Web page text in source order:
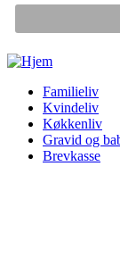
Gå til hovedindhold
Familieliv
Kvindeliv
Køkkenliv
Gravid og
Brevkasse